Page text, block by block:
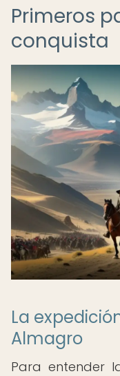
Primeros
conquista
La
Almagro
Para entender